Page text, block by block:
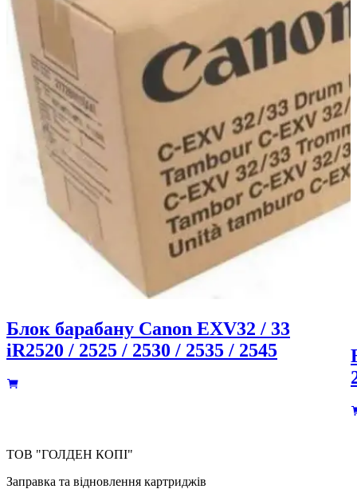
Блок барабану Canon EXV32 / 33
iR2520 / 2525 / 2530 / 2535 / 2545
ТОВ "ГОЛДЕН КОПІ"
Заправка та відновлення картриджів